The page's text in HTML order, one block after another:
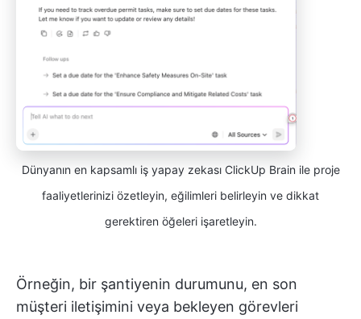
Dünyanın en kapsamlı iş yapay zekası ClickUp Brain ile proje
faaliyetlerinizi özetleyin, eğilimleri belirleyin ve dikkat
gerektiren öğeleri işaretleyin.
Örneğin, bir şantiyenin durumunu, en son
müşteri iletişimini veya bekleyen görevleri